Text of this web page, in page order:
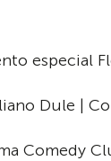
especial
Dule |
Comedy